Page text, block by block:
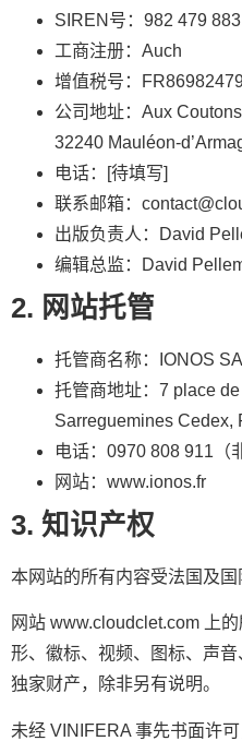
SIREN号：982 479 883
工商注册：Auch
增值税号：
公司地址：Aux
32240 Mauléon-
电话：[待填写]
联系邮箱：
出版负责人：David
编辑总监：David
2. 网站托管
托管商名称：IONOS
托管商地址：7 place
Sarreguemines Cedex,
电话：0970 808 911（
网站：www.ionos.fr
3. 知识产权
本网站的所有内容受法国及国
网站 www.cloudclet.com 上
形、徽标、视频、图标、声
独家财产，除非另有说明。
未经 VINIFERA 事先书面许